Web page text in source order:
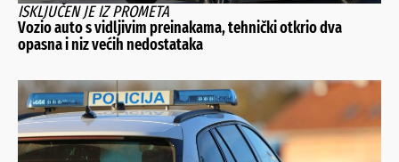
ISKLJUČEN JE IZ PROMETA
Vozio auto s vidljivim preinakama, tehnički otkrio dva
opasna i niz većih nedostataka